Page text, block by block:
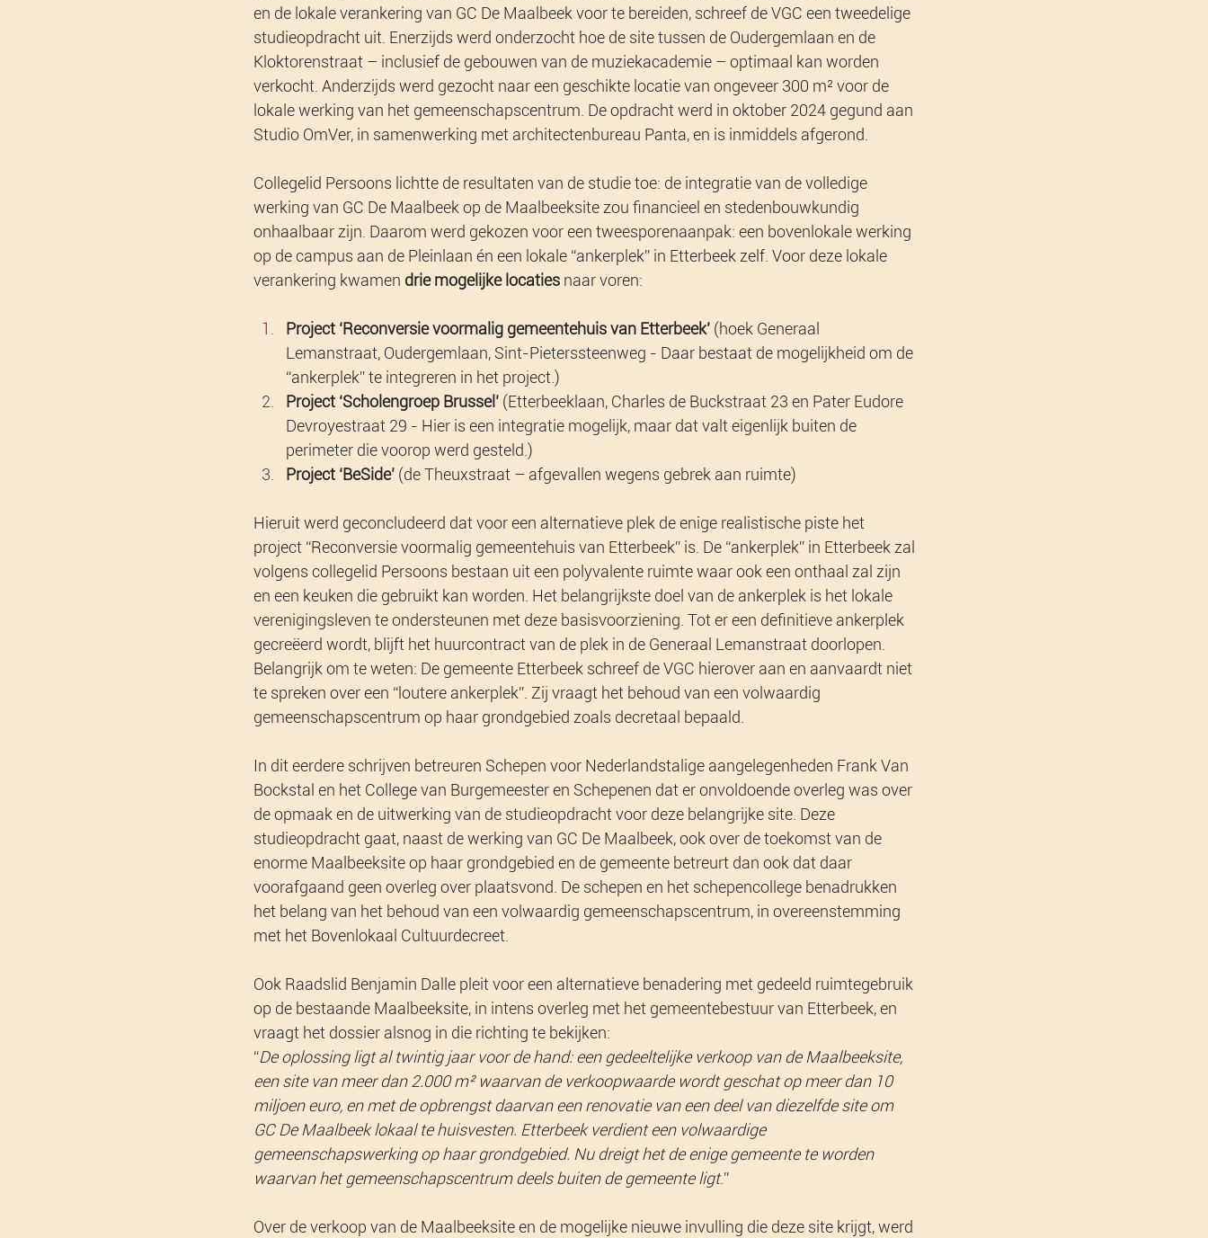
en de lokale verankering van GC De Maalbeek voor te bereiden, schreef de VGC een tweedelige
studieopdracht uit. Enerzijds werd onderzocht hoe de site tussen de Oudergemlaan en de
Kloktorenstraat – inclusief de gebouwen van de muziekacademie – optimaal kan worden
verkocht. Anderzijds werd gezocht naar een geschikte locatie van ongeveer 300 m² voor de
lokale werking van het gemeenschapscentrum. De opdracht werd in oktober 2024 gegund aan
Studio OmVer, in samenwerking met architectenbureau Panta, en is inmiddels afgerond.
Collegelid Persoons lichtte de resultaten van de studie toe: de integratie van de volledige
werking van GC De Maalbeek op de Maalbeeksite zou financieel en stedenbouwkundig
onhaalbaar zijn. Daarom werd gekozen voor een tweesporenaanpak: een bovenlokale werking
op de campus aan de Pleinlaan én een lokale “ankerplek” in Etterbeek zelf. Voor deze lokale
verankering kwamen drie mogelijke locaties naar voren:
Project ‘Reconversie voormalig gemeentehuis van Etterbeek’ (hoek Generaal
Lemanstraat, Oudergemlaan, Sint-Pieterssteenweg - Daar bestaat de mogelijkheid om de
“ankerplek” te integreren in het project.)
Project ‘Scholengroep Brussel’ (Etterbeeklaan, Charles de Buckstraat 23 en Pater Eudore
Devroyestraat 29 - Hier is een integratie mogelijk, maar dat valt eigenlijk buiten de
perimeter die voorop werd gesteld.)
Project ‘BeSide’ (de Theuxstraat – afgevallen wegens gebrek aan ruimte)
Hieruit werd geconcludeerd dat voor een alternatieve plek de enige realistische piste het
project “Reconversie voormalig gemeentehuis van Etterbeek” is. De “ankerplek” in Etterbeek zal
volgens collegelid Persoons bestaan uit een polyvalente ruimte waar ook een onthaal zal zijn
en een keuken die gebruikt kan worden. Het belangrijkste doel van de ankerplek is het lokale
verenigingsleven te ondersteunen met deze basisvoorziening. Tot er een definitieve ankerplek
gecreëerd wordt, blijft het huurcontract van de plek in de Generaal Lemanstraat doorlopen.
Belangrijk om te weten: De gemeente Etterbeek schreef de VGC hierover aan en aanvaardt niet
te spreken over een “loutere ankerplek”. Zij vraagt het behoud van een volwaardig
gemeenschapscentrum op haar grondgebied zoals decretaal bepaald.
In dit eerdere schrijven betreuren Schepen voor Nederlandstalige aangelegenheden Frank Van
Bockstal en het College van Burgemeester en Schepenen dat er onvoldoende overleg was over
de opmaak en de uitwerking van de studieopdracht voor deze belangrijke site. Deze
studieopdracht gaat, naast de werking van GC De Maalbeek, ook over de toekomst van de
enorme Maalbeeksite op haar grondgebied en de gemeente betreurt dan ook dat daar
voorafgaand geen overleg over plaatsvond. De schepen en het schepencollege benadrukken
het belang van het behoud van een volwaardig gemeenschapscentrum, in overeenstemming
met het Bovenlokaal Cultuurdecreet.
Ook Raadslid Benjamin Dalle pleit voor een alternatieve benadering met gedeeld ruimtegebruik
op de bestaande Maalbeeksite, in intens overleg met het gemeentebestuur van Etterbeek, en
vraagt het dossier alsnog in die richting te bekijken:
“De oplossing ligt al twintig jaar voor de hand: een gedeeltelijke verkoop van de Maalbeeksite,
een site van meer dan 2.000 m² waarvan de verkoopwaarde wordt geschat op meer dan 10
miljoen euro, en met de opbrengst daarvan een renovatie van een deel van diezelfde site om
GC De Maalbeek lokaal te huisvesten. Etterbeek verdient een volwaardige
gemeenschapswerking op haar grondgebied. Nu dreigt het de enige gemeente te worden
waarvan het gemeenschapscentrum deels buiten de gemeente ligt.”
Over de verkoop van de Maalbeeksite en de mogelijke nieuwe invulling die deze site krijgt, werd